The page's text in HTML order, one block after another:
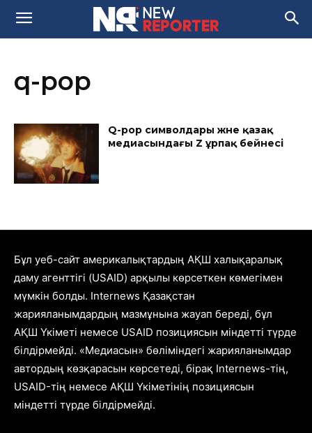
q-pop
Q-pop символдары және қазақ
медиасындағы Z ұрпақ бейнесі
Бұл уеб-сайт америкалықтардың АҚШ халықаралық
даму агенттігі (USAID) арқылы көрсеткен көмегімен
мүмкін болды. Internews Қазақстан
жарияланымдардың мазмұнына жауап береді, бұл
АҚШ Үкіметі немесе USAID позициясын міндетті түрде
білдірмейді. «Медиасын» бөліміндегі жарияланымдар
автордың көзқарасын көрсетеді, бірақ Internews-тің,
USAID-тің немесе АҚШ Үкіметінің позициясын
міндетті түрде білдірмейді.